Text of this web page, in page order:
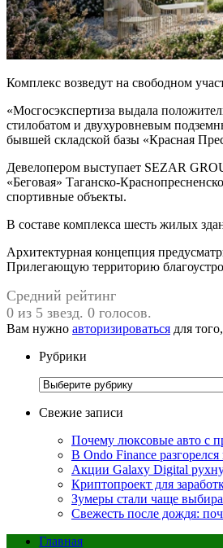
Комплекс возведут на свободном
«Мосгосэкспертиза выдала
стилобатом и двухуровневым
бывшей складской базы «Красная
Девелопером выступает SEZAR
«Беговая» Таганско-
спортивные объекты.
В составе комплекса шесть жилых
Архитектурная концепция
Прилегающую территорию
Средний рейтинг
0 из 5 звезд. 0 голосов.
Вам нужно авторизироваться для
Рубрики
Рубрики
Свежие записи
Почему люксовые авто с
В Ondo Finance
Акции Galaxy Digital
Криптопроект для
Зумеры стали чаще
Свежесть после дождя:
Главная